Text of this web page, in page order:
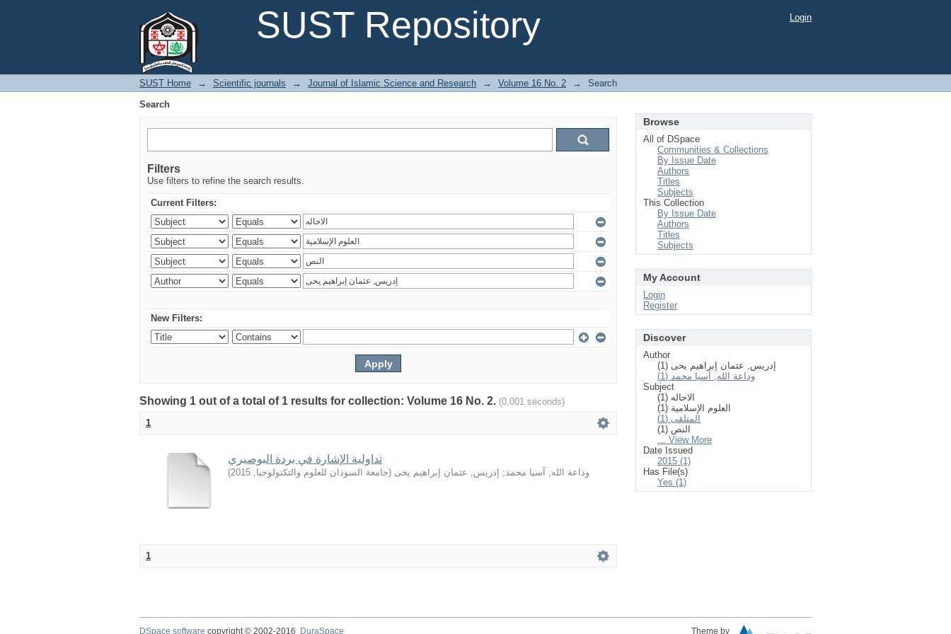
SUST Repository
Login
SUST Home → Scientific journals → Journal of Islamic Science and Research → Volume 16 No. 2 →
Search
Search
Filters
Use filters to refine the search results.
Current Filters:
New Filters:
Showing 1 out of a total of 1 results for collection: Volume 16 No. 2. (0.001 seconds)
1
تداولية الإشارة في بردة البوصيري
وداعة الله, آسيا محمد; إدريس, عثمان إبراهيم يحى (جامعة السودان للعلوم والتكنولوجيا,
2015
)
1
Browse
All of DSpace
Communities & Collections
By Issue Date
Authors
Titles
Subjects
This Collection
By Issue Date
Authors
Titles
Subjects
My Account
Login
Register
Discover
Author
إدريس, عثمان إبراهيم يحى (1)
وداعة الله, آسيا محمد (1)
Subject
الاحاله (1)
العلوم الإسلامیة (1)
المتلقى (1)
النص (1)
... View More
Date Issued
2015 (1)
Has File(s)
Yes (1)
DSpace software copyright © 2002-2016 DuraSpace Theme by